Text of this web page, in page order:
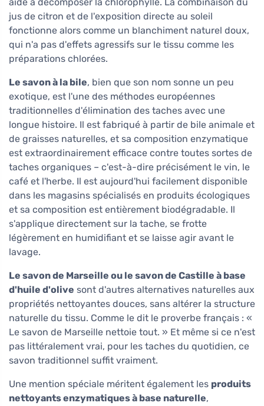
aide à décomposer la chlorophylle. La combinaison du
jus de citron et de l'exposition directe au soleil
fonctionne alors comme un blanchiment naturel doux,
qui n'a pas d'effets agressifs sur le tissu comme les
préparations chlorées.
Le savon à la bile, bien que son nom sonne un peu
exotique, est l'une des méthodes européennes
traditionnelles d'élimination des taches avec une
longue histoire. Il est fabriqué à partir de bile animale et
de graisses naturelles, et sa composition enzymatique
est extraordinairement efficace contre toutes sortes de
taches organiques – c'est-à-dire précisément le vin, le
café et l'herbe. Il est aujourd'hui facilement disponible
dans les magasins spécialisés en produits écologiques
et sa composition est entièrement biodégradable. Il
s'applique directement sur la tache, se frotte
légèrement en humidifiant et se laisse agir avant le
lavage.
Le savon de Marseille ou le savon de Castille à base
d'huile d'olive sont d'autres alternatives naturelles aux
propriétés nettoyantes douces, sans altérer la structure
naturelle du tissu. Comme le dit le proverbe français : «
Le savon de Marseille nettoie tout. » Et même si ce n'est
pas littéralement vrai, pour les taches du quotidien, ce
savon traditionnel suffit vraiment.
Une mention spéciale méritent également les produits
nettoyants enzymatiques à base naturelle,